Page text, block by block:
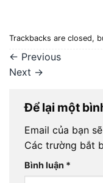
Trackbacks are closed,
← Previous
Next →
Để lại một
Email của bạn
Các trường bắt
Bình luận *